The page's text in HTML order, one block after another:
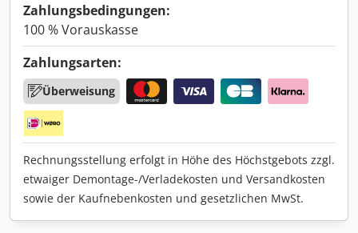
Zahlungsbedingungen:
100 % Vorauskasse
Zahlungsarten:
Überweisung
Rechnungsstellung erfolgt in Höhe des Höchstgebots zzgl.
etwaiger Demontage-/Verladekosten und Versandkosten
sowie der Kaufnebenkosten und gesetzlichen MwSt.